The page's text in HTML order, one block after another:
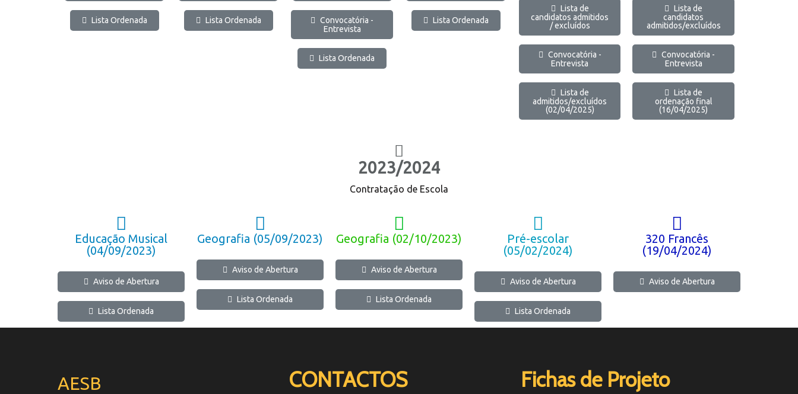
Lista Ordenada Lista Ordenada
Convocatória -
Entrevista
Lista Ordenada
Lista Ordenada
Lista de
candidatos admitidos
/ excluídos
Convocatória -
Entrevista
Lista de
admitidos/excluídos
(02/04/2025)
Lista de
candidatos
admitidos/excluídos
Convocatória -
Entrevista
Lista de
ordenação final
(16/04/2025)
2023/2024
Contratação de Escola
Educação Musical
(04/09/2023)
Aviso de Abertura
Lista Ordenada
Geografia (05/09/2023)
Aviso de Abertura
Lista Ordenada
Geografia (02/10/2023)
Aviso de Abertura
Lista Ordenada
Pré-escolar
(05/02/2024)
Aviso de Abertura
Lista Ordenada
320 Francês
(19/04/2024)
Aviso de Abertura
AESB CONTACTOS Fichas de Projeto